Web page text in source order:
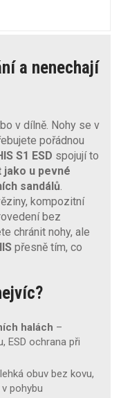
a nenechají
v dílně. Nohy se v
pořádnou
S1 ESD spojují to
jako u pevné
sandálů
kompozitní
bez
chránit nohy, ale
přesně tím, co
halách –
ESD ochrana při
obuv bez kovu,
pohybu